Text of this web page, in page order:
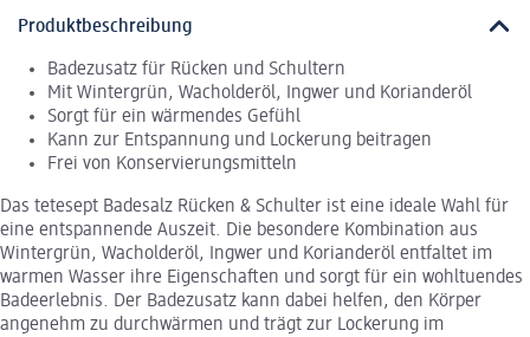
Produktbeschreibung
Badezusatz für Rücken und Schultern
Mit Wintergrün, Wacholderöl, Ingwer und Korianderöl
Sorgt für ein wärmendes Gefühl
Kann zur Entspannung und Lockerung beitragen
Frei von Konservierungsmitteln
Das tetesept Badesalz Rücken & Schulter ist eine ideale Wahl für
eine entspannende Auszeit. Die besondere Kombination aus
Wintergrün, Wacholderöl, Ingwer und Korianderöl entfaltet im
warmen Wasser ihre Eigenschaften und sorgt für ein wohltuendes
Badeerlebnis. Der Badezusatz kann dabei helfen, den Körper
angenehm zu durchwärmen und trägt zur Lockerung im